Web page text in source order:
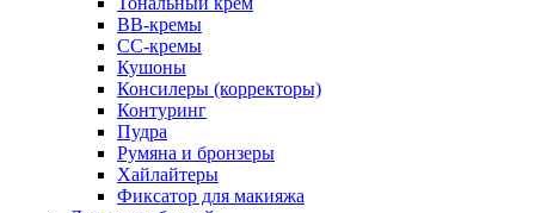
BB-кремы
CC-кремы
Кушоны
Консилеры (корректоры)
Контуринг
Пудра
Румяна и бронзеры
Хайлайтеры
Фиксатор для макияжа